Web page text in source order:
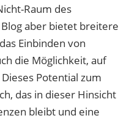
Raum des
aber bietet breitere
Einbinden von
die Möglichkeit, auf
Potential zum
das in dieser Hinsicht
bleibt und eine